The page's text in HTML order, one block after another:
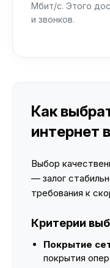
Мбит/с. Этого
и звонков.
Как
интернет
Выбор
— залог
требования к
Критерии
Покрытие
покрытия